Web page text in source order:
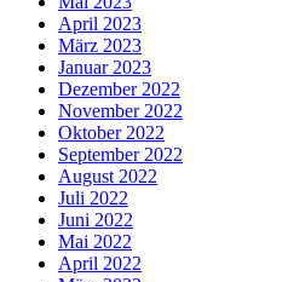
April 2023
März 2023
Januar 2023
Dezember 2022
November 2022
Oktober 2022
September 2022
August 2022
Juli 2022
Juni 2022
Mai 2022
April 2022